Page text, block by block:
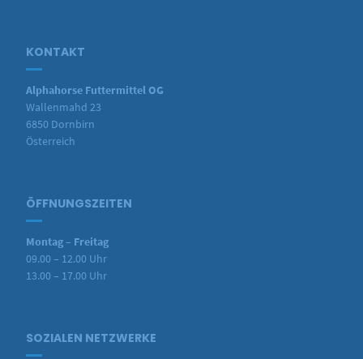
KONTAKT
Alphahorse Futtermittel OG
Wallenmahd 23
6850 Dornbirn
Österreich
ÖFFNUNGSZEITEN
Montag – Freitag
09.00 – 12.00 Uhr
13.00 – 17.00 Uhr
SOZIALEN NETZWERKE